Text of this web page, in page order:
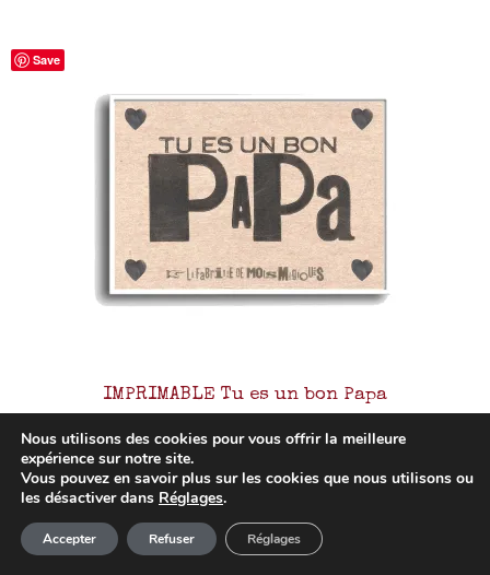
Save
IMPRIMABLE Tu es un bon Papa
Ajouter au panier
Article ajouté au panier
0 Produit - 0,00
Nous utilisons des cookies pour vous offrir la meilleure
expérience sur notre site.
Vous pouvez en savoir plus sur les cookies que nous utilisons ou
les désactiver dans Réglages.
Accepter Refuser Réglages